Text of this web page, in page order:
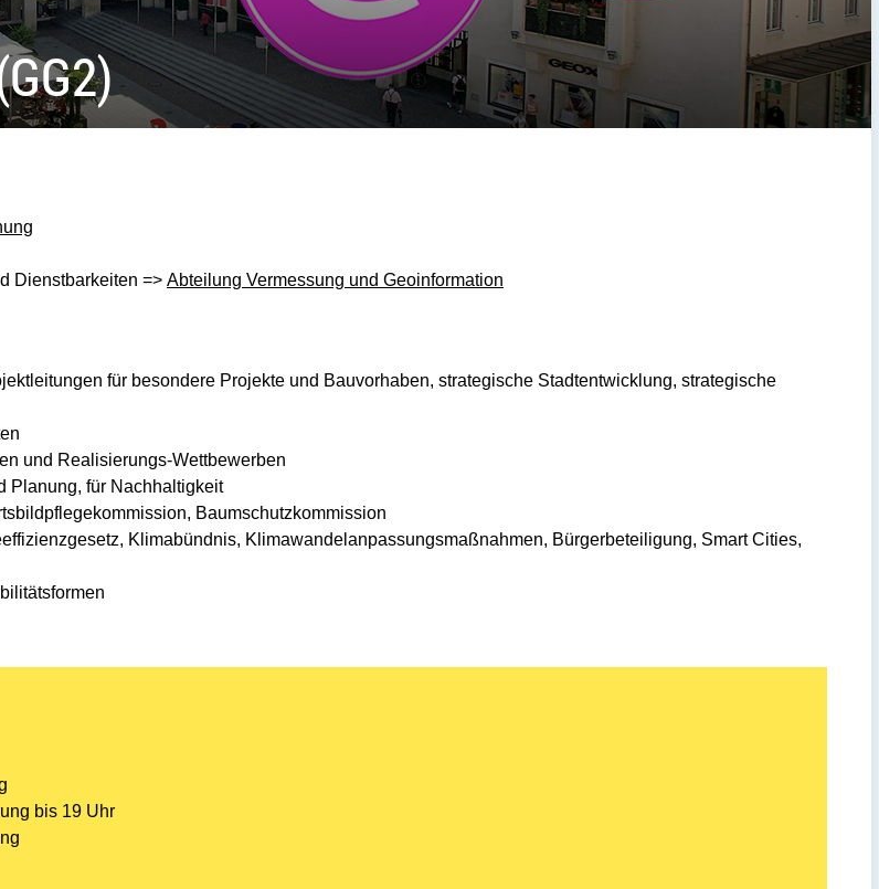
Dienstbarkeiten => Abteilung Vermessung und Geoinformation
für besondere Projekte und Bauvorhaben, strategische Stadtentwicklung, strategische
und Realisierungs-Wettbewerben
Planung, für Nachhaltigkeit
Baumschutzkommission
Klimabündnis, Klimawandelanpassungsmaßnahmen, Bürgerbeteiligung, Smart Cities,
bis 19 Uhr